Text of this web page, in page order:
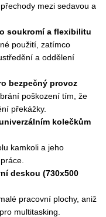
mezi sedavou a
soukromí a flexibilitu
použití, zatímco
a oddělení
bezpečný provoz
poškození tím, že
překážky.
kolečkům
kamkoli a jeho
deskou (730x500
pracovní plochy, aniž
multitasking.